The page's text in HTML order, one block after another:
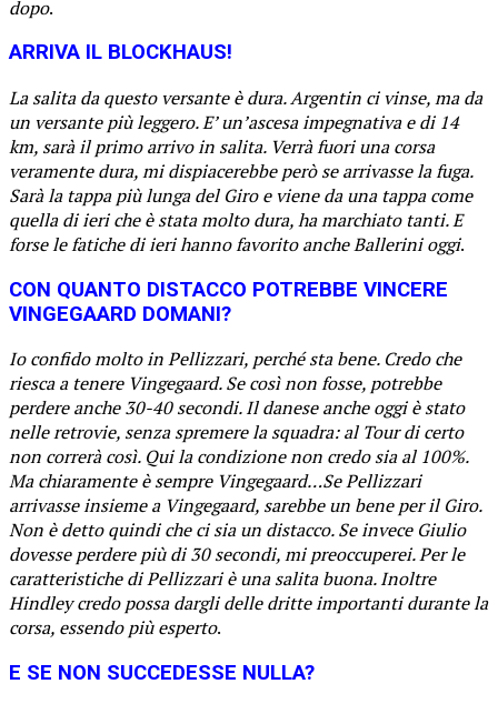
dopo.
ARRIVA IL BLOCKHAUS!
La salita da questo versante è dura. Argentin ci vinse, ma da
un versante più leggero. E’ un’ascesa impegnativa e di 14
km, sarà il primo arrivo in salita. Verrà fuori una corsa
veramente dura, mi dispiacerebbe però se arrivasse la fuga.
Sarà la tappa più lunga del Giro e viene da una tappa come
quella di ieri che è stata molto dura, ha marchiato tanti. E
forse le fatiche di ieri hanno favorito anche Ballerini oggi.
CON QUANTO DISTACCO POTREBBE VINCERE
VINGEGAARD DOMANI?
Io confido molto in Pellizzari, perché sta bene. Credo che
riesca a tenere Vingegaard. Se così non fosse, potrebbe
perdere anche 30-40 secondi. Il danese anche oggi è stato
nelle retrovie, senza spremere la squadra: al Tour di certo
non correrà così. Qui la condizione non credo sia al 100%.
Ma chiaramente è sempre Vingegaard…Se Pellizzari
arrivasse insieme a Vingegaard, sarebbe un bene per il Giro.
Non è detto quindi che ci sia un distacco. Se invece Giulio
dovesse perdere più di 30 secondi, mi preoccuperei. Per le
caratteristiche di Pellizzari è una salita buona. Inoltre
Hindley credo possa dargli delle dritte importanti durante la
corsa, essendo più esperto.
E SE NON SUCCEDESSE NULLA?